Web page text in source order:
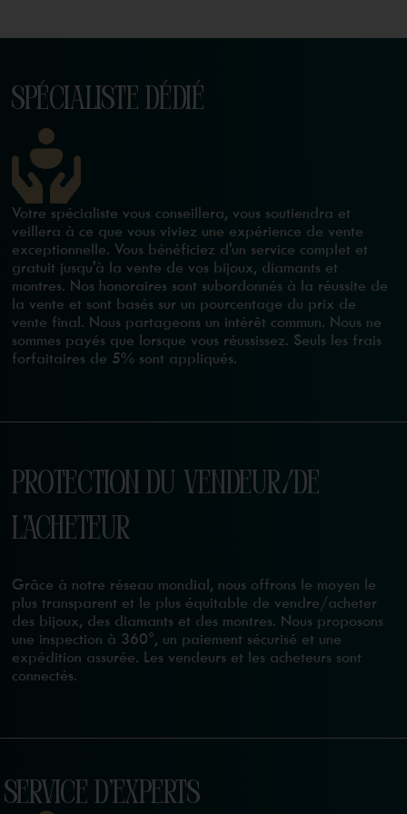
SPÉCIALISTE DÉDIÉ
Votre spécialiste vous conseillera, vous soutiendra et
veillera à ce que vous viviez une expérience de vente
exceptionnelle. Vous bénéficiez d'un service complet et
gratuit jusqu'à la vente de vos bijoux, diamants et
montres. Nos honoraires sont subordonnés à la réussite de
la vente et sont basés sur un pourcentage du prix de
vente final. Nous partageons un intérêt commun. Nous ne
sommes payés que lorsque vous réussissez. Seuls les frais
forfaitaires de 5% sont appliqués.
PROTECTION DU VENDEUR/DE
L'ACHETEUR
Grâce à notre réseau mondial, nous offrons le moyen le
plus transparent et le plus équitable de vendre/acheter
des bijoux, des diamants et des montres. Nous proposons
une inspection à 360°, un paiement sécurisé et une
expédition assurée. Les vendeurs et les acheteurs sont
connectés.
SERVICE D'EXPERTS